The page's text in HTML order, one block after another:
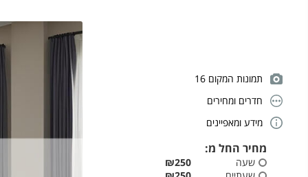
תמונות המקום 16
חדרים ומחירים
מידע ומאפיינים
מחיר החל מ:
שעה
₪250